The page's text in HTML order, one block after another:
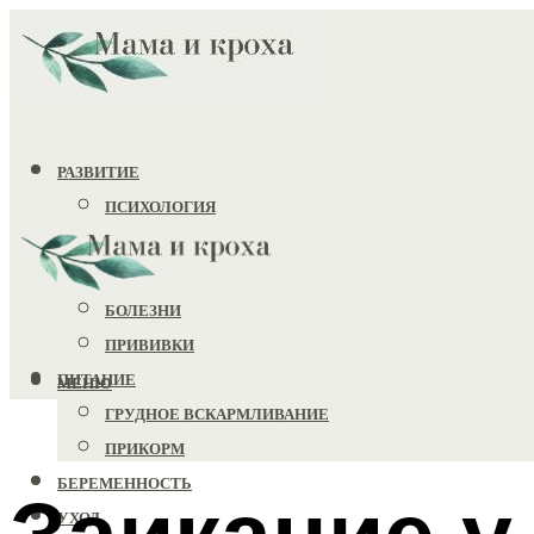
РАЗВИТИЕ
ПСИХОЛОГИЯ
ИГРУШКИ
ЗДОРОВЬЕ
БОЛЕЗНИ
ПРИВИВКИ
ПИТАНИЕ
ГРУДНОЕ ВСКАРМЛИВАНИЕ
ПРИКОРМ
БЕРЕМЕННОСТЬ
УХОД
МЕНЮ